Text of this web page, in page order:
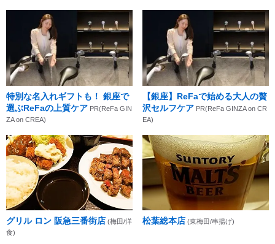
特別な名入れギフトも！ 銀座で
選ぶReFaの上質ケア PR(ReFa GIN
ZA on CREA)
【銀座】ReFaで始める大人の贅
沢セルフケア PR(ReFa GINZA on CR
EA)
グリル ロン 阪急三番街店 (梅田/洋
食)
松葉総本店 (東梅田/串揚げ)